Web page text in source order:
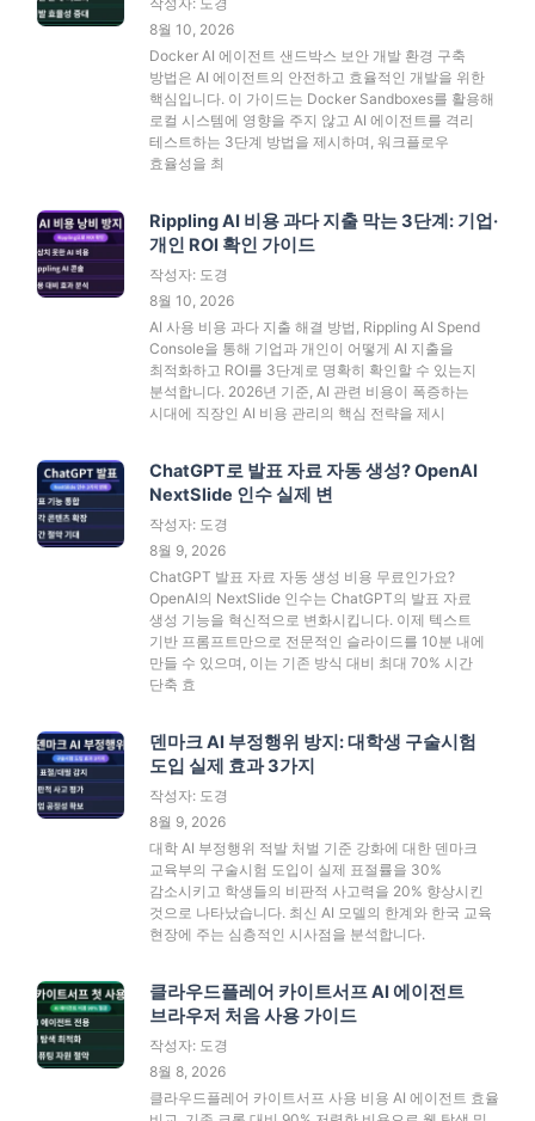
8월 10, 2026
Docker AI 에이전트 샌드박스 보안 개발 환경 구축
방법은 AI 에이전트의 안전하고 효율적인 개발을 위한
핵심입니다. 이 가이드는 Docker Sandboxes를 활용해
로컬 시스템에 영향을 주지 않고 AI 에이전트를 격리
테스트하는 3단계 방법을 제시하며, 워크플로우
효율성을 최
Rippling AI 비용 과다 지출 막는 3단계: 기업·
개인 ROI 확인 가이드
작성자: 도경
8월 10, 2026
AI 사용 비용 과다 지출 해결 방법, Rippling AI Spend
Console을 통해 기업과 개인이 어떻게 AI 지출을
최적화하고 ROI를 3단계로 명확히 확인할 수 있는지
분석합니다. 2026년 기준, AI 관련 비용이 폭증하는
시대에 직장인 AI 비용 관리의 핵심 전략을 제시
ChatGPT로 발표 자료 자동 생성? OpenAI
NextSlide 인수 실제 변
작성자: 도경
8월 9, 2026
ChatGPT 발표 자료 자동 생성 비용 무료인가요?
OpenAI의 NextSlide 인수는 ChatGPT의 발표 자료
생성 기능을 혁신적으로 변화시킵니다. 이제 텍스트
기반 프롬프트만으로 전문적인 슬라이드를 10분 내에
만들 수 있으며, 이는 기존 방식 대비 최대 70% 시간
단축 효
덴마크 AI 부정행위 방지: 대학생 구술시험
도입 실제 효과 3가지
작성자: 도경
8월 9, 2026
대학 AI 부정행위 적발 처벌 기준 강화에 대한 덴마크
교육부의 구술시험 도입이 실제 표절률을 30%
감소시키고 학생들의 비판적 사고력을 20% 향상시킨
것으로 나타났습니다. 최신 AI 모델의 한계와 한국 교육
현장에 주는 심층적인 시사점을 분석합니다.
클라우드플레어 카이트서프 AI 에이전트
브라우저 처음 사용 가이드
작성자: 도경
8월 8, 2026
클라우드플레어 카이트서프 사용 비용 AI 에이전트 효율